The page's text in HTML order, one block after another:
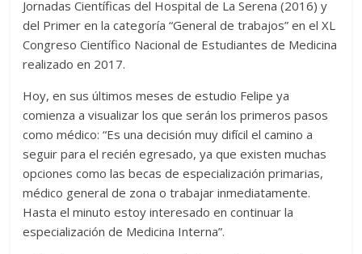
Jornadas Científicas del Hospital de La Serena (2016) y
del Primer en la categoría “General de trabajos” en el XL
Congreso Científico Nacional de Estudiantes de Medicina
realizado en 2017.
Hoy, en sus últimos meses de estudio Felipe ya
comienza a visualizar los que serán los primeros pasos
como médico: “Es una decisión muy difícil el camino a
seguir para el recién egresado, ya que existen muchas
opciones como las becas de especialización primarias,
médico general de zona o trabajar inmediatamente.
Hasta el minuto estoy interesado en continuar la
especialización de Medicina Interna”.